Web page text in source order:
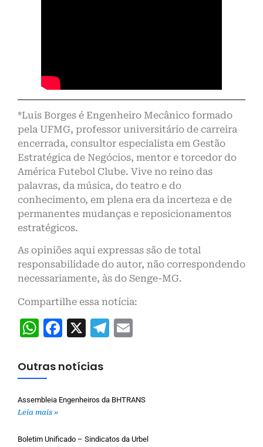
*Luis Borges é Engenheiro Mecânico formado
pela UFMG, professor universitário de carreira
encerrada, consultor especialista em Gestão
Estratégica de Negócios, mentor e torcedor do
América Futebol Clube. Vive no reino das
palavras, da música, do teatro e do
conhecimento, em plena era da incerteza e de
permanentes mudanças e reposicionamentos
estratégicos.
As opiniões aqui expressas são de total
responsabilidade do autor, não correspondendo
necessariamente, às do Senge-MG.
Compartilhe essa notícia:
WhatsApp
Facebook
X Telegram
Outras notícias
Assembleia Engenheiros da BHTRANS
Leia mais »
Boletim Unificado – Sindicatos da Urbel